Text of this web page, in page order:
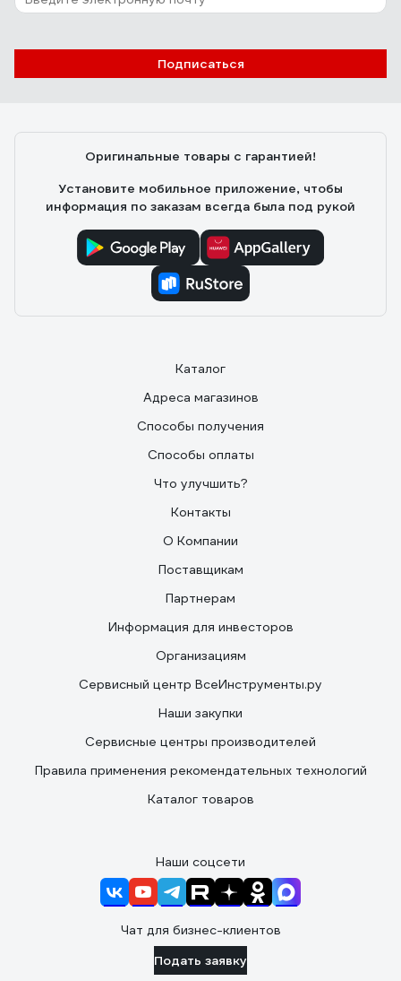
Подписаться
Оригинальные товары с гарантией!
Установите мобильное приложение, чтобы
информация по заказам всегда была под рукой
Каталог
Адреса магазинов
Способы получения
Способы оплаты
Что улучшить?
Контакты
О Компании
Поставщикам
Партнерам
Информация для инвесторов
Организациям
Сервисный центр ВсеИнструменты.ру
Наши закупки
Сервисные центры производителей
Правила применения рекомендательных технологий
Каталог товаров
Наши соцсети
Чат для бизнес-клиентов
Подать заявку